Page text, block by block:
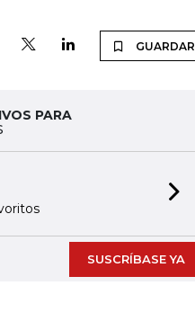
GUARDAR
PARA
SUSCRÍBASE YA